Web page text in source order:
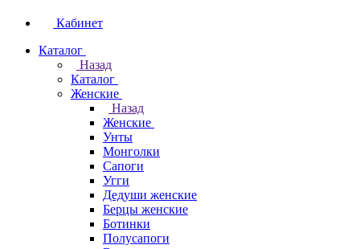
Кабинет
Каталог
Назад
Каталог
Женские
Назад
Женские
Унты
Монголки
Сапоги
Угги
Дедуши женские
Берцы женские
Ботинки
Полусапоги